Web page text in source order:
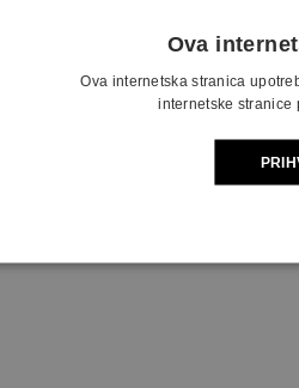
Ova
Ova internetska stranica
internetske stranice